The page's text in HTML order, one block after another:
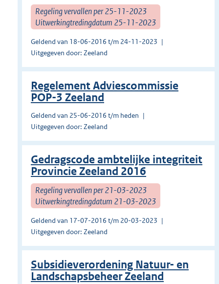
Regeling vervallen per 25-11-2023
Uitwerkingtredingdatum 25-11-2023
Geldend van 18-06-2016 t/m 24-11-2023
Uitgegeven door: Zeeland
Regelement Adviescommissie
POP-3 Zeeland
Geldend van 25-06-2016 t/m heden
Uitgegeven door: Zeeland
Gedragscode ambtelijke integriteit
Provincie Zeeland 2016
Regeling vervallen per 21-03-2023
Uitwerkingtredingdatum 21-03-2023
Geldend van 17-07-2016 t/m 20-03-2023
Uitgegeven door: Zeeland
Subsidieverordening Natuur- en
Landschapsbeheer Zeeland